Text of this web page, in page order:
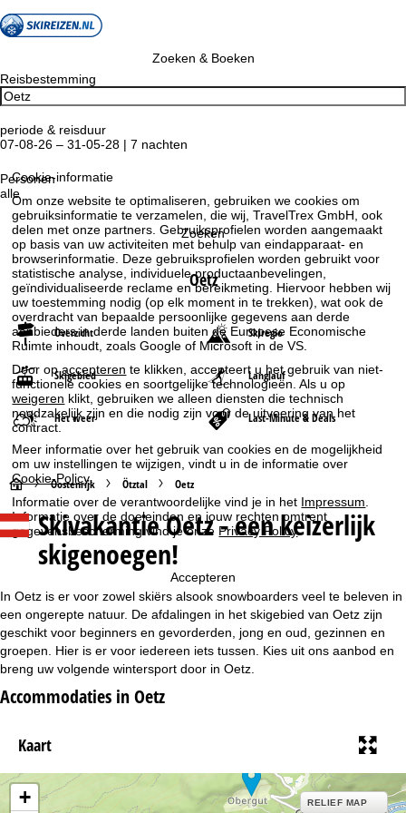
Cookie-informatie
Om onze website te optimaliseren, gebruiken we cookies om
gebruiksinformatie te verzamelen, die wij, TravelTrex GmbH, ook
delen met onze partners. Gebruiksprofielen worden aangemaakt
op basis van uw activiteiten met behulp van eindapparaat- en
browserinformatie. Deze gebruiksprofielen worden gebruikt voor
statistische analyse, individuele productaanbevelingen,
geïndividualiseerde reclame en bereikmeting. Hiervoor hebben wij
uw toestemming nodig (op elk moment in te trekken), wat ook de
overdracht van bepaalde persoonlijke gegevens aan derde
aanbieders in derde landen buiten de Europese Economische
Ruimte inhoudt, zoals Google of Microsoft in de VS.
Door opaccepteren te klikken, accepteert u het gebruik van niet-
functionele cookies en soortgelijke technologieën. Als u op
weigeren klikt, gebruiken we alleen diensten die technisch
noodzakelijk zijn en die nodig zijn voor de uitvoering van het
contract.
Meer informatie over het gebruik van cookies en de mogelijkheid
om uw instellingen te wijzigen, vindt u in de informatie over
Cookie-Policy.
Informatie over de verantwoordelijke vind je in het Impressum
Informatie over de doeleinden en jouw rechten omtrent
gegevensbescherming vind je onze Privacy Policy.
Accepteren
Zoeken & Boeken
Reisbestemming
periode & reisduur
07-08-26 – 31-05-28 | 7 nachten
Personen
alle
Zoeken
Oetz
Overzicht Skiregio
Skigebied Langlauf
Het weer Last-Minute & Deals
S
t
r
t
p
a
g
i
Oostenrijk Ötztal Oetz
Skivakantie Oetz - een keizerlijk
skigenoegen!
In Oetz is er voor zowel skiërs alsook snowboarders veel te beleven in
een ongerepte natuur. De afdalingen in het skigebied van Oetz zijn
geschikt voor beginners en gevorderden, jong en oud, gezinnen en
groepen. Hier is er voor iedereen iets tussen. Kies uit ons aanbod en
breng uw volgende wintersport door in Oetz.
Accommodaties in Oetz
Kaart
+ RELIEF MAP